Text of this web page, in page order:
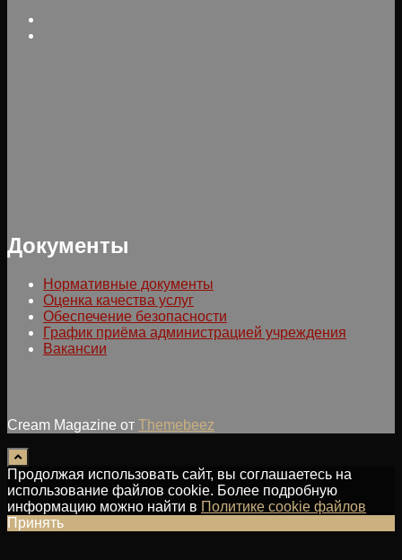
Документы
Нормативные документы
Оценка качества услуг
Обеспечение безопасности
График приёма администрацией учреждения
Вакансии
Cream Magazine от Themebeez
Продолжая использовать сайт, вы соглашаетесь на
использование файлов cookie. Более подробную
информацию можно найти в Политике cookie файлов
Принять